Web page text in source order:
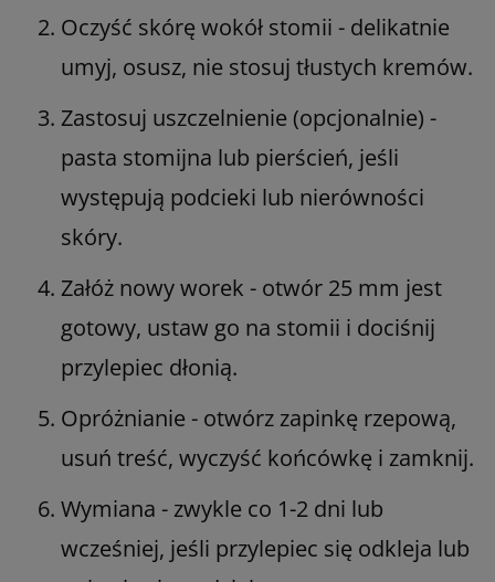
Oczyść skórę wokół stomii - delikatnie
umyj, osusz, nie stosuj tłustych kremów.
Zastosuj uszczelnienie (opcjonalnie) -
pasta stomijna lub pierścień, jeśli
występują podcieki lub nierówności
skóry.
Załóż nowy worek - otwór 25 mm jest
gotowy, ustaw go na stomii i dociśnij
przylepiec dłonią.
Opróżnianie - otwórz zapinkę rzepową,
usuń treść, wyczyść końcówkę i zamknij.
Wymiana - zwykle co 1-2 dni lub
wcześniej, jeśli przylepiec się odkleja lub